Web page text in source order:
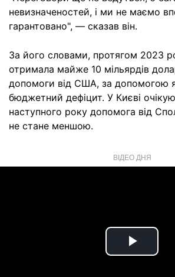
невизначеностей, і ми не маємо
гарантовано", — сказав він.
За його словами, протягом 2023
отримала майже 10 мільярдів
допомоги від США, за допомогою
бюджетний дефіцит. У Києві
наступного року допомога від
не стане меншою.
ВІДЕО ДНЯ
Play